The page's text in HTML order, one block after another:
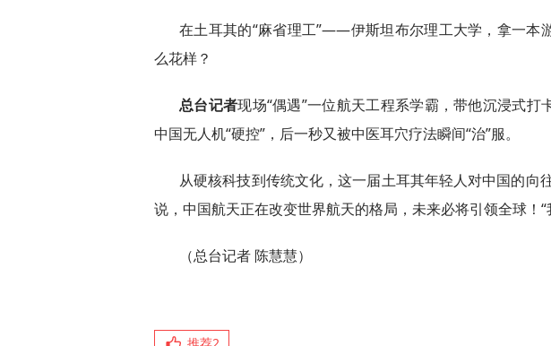
在土耳其的“麻省理工”——伊斯坦布尔理工大学，拿一本
么花样？
总台记者现场“偶遇”一位航天工程系学霸，带他沉浸式打
中国无人机“硬控”，后一秒又被中医耳穴疗法瞬间“治”服。
从硬核科技到传统文化，这一届土耳其年轻人对中国的向
说，中国航天正在改变世界航天的格局，未来必将引领全球！
（总台记者 陈慧慧）